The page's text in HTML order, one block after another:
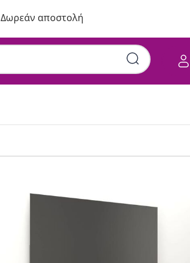
Δωρεάν αποστολή